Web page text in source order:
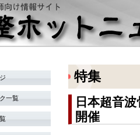
一覧
特集
日本超音
開催